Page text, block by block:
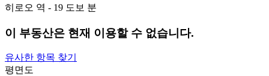
히로오 역 - 19 도보 분
이 부동산은 현재 이용할 수 없습니다.
유사한 항목 찾기
평면도